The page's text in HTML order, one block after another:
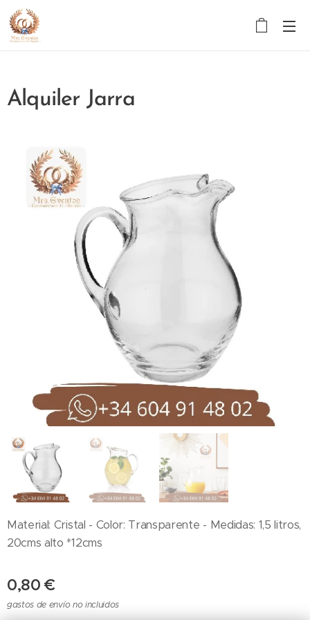
Alquiler Jarra
Material: Cristal - Color: Transparente - Medidas: 1,5 litros,
20cms alto *12cms
0,80 €
gastos de envío no incluidos